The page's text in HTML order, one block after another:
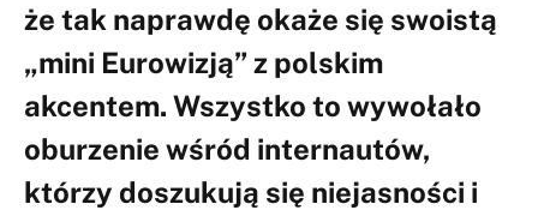
że tak naprawdę okaże się swoistą
„mini Eurowizją” z polskim
akcentem. Wszystko to wywołało
oburzenie wśród internautów,
którzy doszukują się niejasności i